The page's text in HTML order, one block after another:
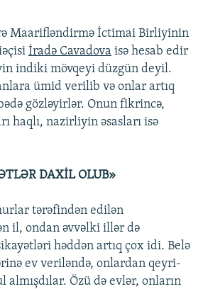
Maarifləndirmə İctimai Birliyinin
İradə Cavadova isə hesab edir
indiki mövqeyi düzgün deyil.
ümid verilib və onlar artıq
gözləyirlər. Onun fikrincə,
haqlı, nazirliyin əsasları isə
DAXİL OLUB»
tərəfindən edilən
il, ondan əvvəlki illər də
həddən artıq çox idi. Belə
ev veriləndə, onlardan qeyri-
Özü də evlər, onların